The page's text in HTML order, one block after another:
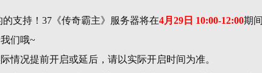
持！37《传奇霸主》服务器将在4月29日 10:00-12:00期
们哦~
情况提前开启或延后，请以实际开启时间为准。